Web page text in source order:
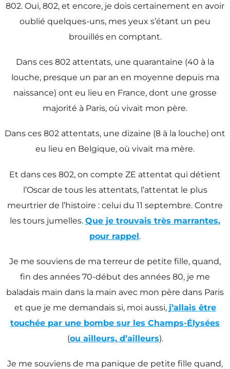
802. Oui, 802, et encore, je dois certainement en avoir
oublié quelques-uns, mes yeux s’étant un peu
brouillés en comptant.
Dans ces 802 attentats, une quarantaine (40 à la
louche, presque un par an en moyenne depuis ma
naissance) ont eu lieu en France, dont une grosse
majorité à Paris, où vivait mon père.
Dans ces 802 attentats, une dizaine (8 à la louche) ont
eu lieu en Belgique, où vivait ma mère.
Et dans ces 802, on compte ZE attentat qui détient
l’Oscar de tous les attentats, l’attentat le plus
meurtrier de l’histoire : celui du 11 septembre. Contre
les tours jumelles. Que je trouvais très marrantes,
pour rappel.
Je me souviens de ma terreur de petite fille, quand,
fin des années 70-début des années 80, je me
baladais main dans la main avec mon père dans Paris
et que je me demandais si, moi aussi, j’allais être
touchée par une bombe sur les Champs-Élysées
(ou ailleurs, d’ailleurs).
Je me souviens de ma panique de petite fille quand,